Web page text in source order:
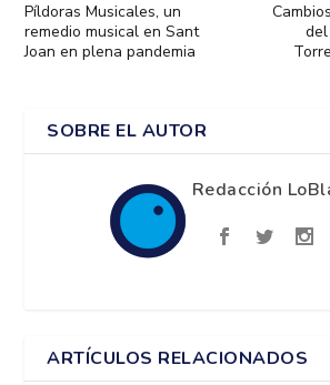
Píldoras Musicales, un
remedio musical en Sant
Joan en plena pandemia
SOBRE EL AUTOR
Redacción
ARTÍCULOS RELACIONADOS